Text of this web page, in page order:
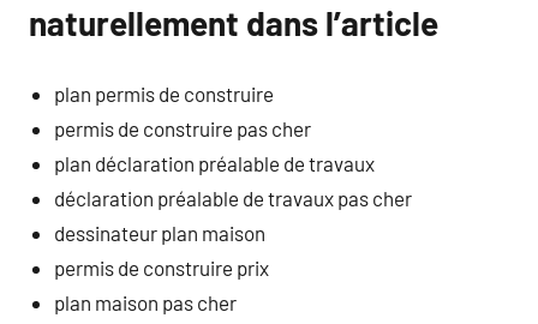
naturellement dans l’article
plan permis de construire
permis de construire pas cher
plan déclaration préalable de travaux
déclaration préalable de travaux pas cher
dessinateur plan maison
permis de construire prix
plan maison pas cher